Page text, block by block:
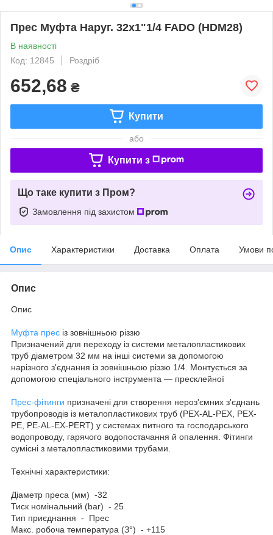
Прес Муфта Наруг. 32x1"1/4 FADO (HDM28)
В наявності
Код: 12845
Роздріб
652,68 ₴
Купити
або
Купити з
Що таке купити з Пром?
Замовлення під захистом
Опис Характеристики Доставка Оплата Умови
Опис
Опис
Муфта прес із зовнішньою різзю
Призначений для переходу із системи металопластикових
труб діаметром 32 мм на інші системи за допомогою
нарізного з'єднання із зовнішньою різзю 1/4. Монтується за
допомогою спеціального інструмента — пресклейної
Прес-фітинги призначені для створення нероз'ємних з'єднань
трубопроводів із металопластикових труб (PEX-AL-PEX, PEX-
PE, PE-AL-EX-PERT) у системах питного та господарського
водопроводу, гарячого водопостачання й опалення. Фітинги
сумісні з металопластиковими трубами.
Технічні характеристики:
Діаметр преса (мм) -32
Тиск номінальний (bar) - 25
Тип приєднання - Прес
Макс. робоча температура (З°) - +115